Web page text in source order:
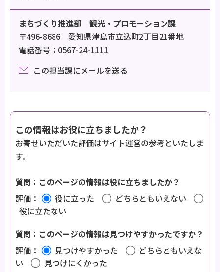
まちづくり推進部 観光・プロモーション課
〒496-8686 愛知県津島市立込町2丁目21番地
電話番号：0567-24-1111
この担当課にメールを送る
この情報はお役に立ちましたか？
お寄せいただいた評価はサイト運営の参考といたしま
す。
質問：このページの情報は役に立ちましたか？
評価：
役に立った
どちらともいえない
役に立たない
質問：このページの情報は見つけやすかったですか？
評価：
見つけやすかった
どちらともいえな
い
見つけにくかった